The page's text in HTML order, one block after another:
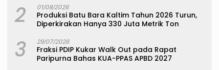
2 01/08/2026
Produksi Batu Bara Kaltim Tahun 2026 Turun,
Diperkirakan Hanya 330 Juta Metrik Ton
3 29/07/2026
Fraksi PDIP Kukar Walk Out pada Rapat
Paripurna Bahas KUA-PPAS APBD 2027